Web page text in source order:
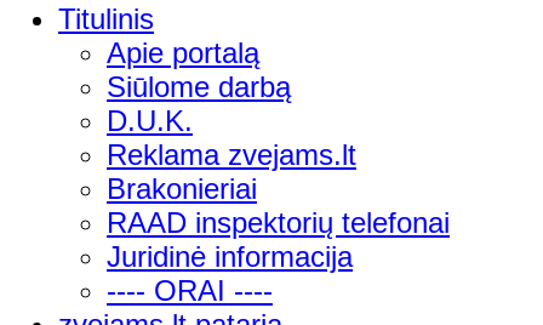
Titulinis
Apie portalą
Siūlome darbą
D.U.K.
Reklama zvejams.lt
Brakonieriai
RAAD inspektorių telefonai
Juridinė informacija
---- ORAI ----